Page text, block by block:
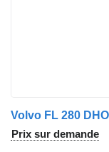
Prix sur demande